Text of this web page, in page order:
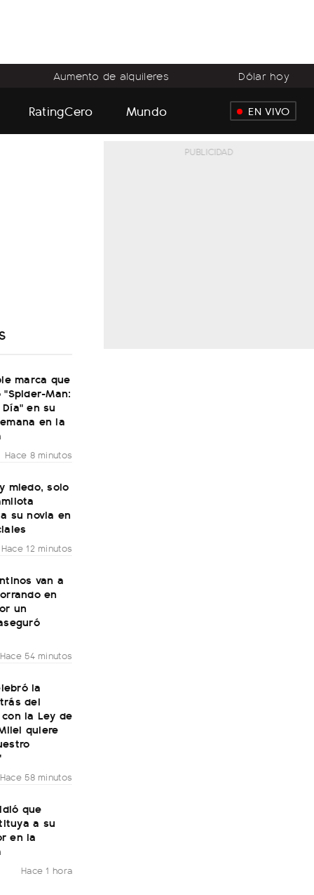
Aumento de alquileres Dólar hoy
RatingCero Mundo EN VIVO
marca que
Man:
en su
en la
Hace 8 minutos
miedo, solo
su novia en
Hace 12 minutos
van a
en
un
Hace 54 minutos
la
del
la Ley de
quiere
Hace 58 minutos
que
a su
en la
Hace 1 hora